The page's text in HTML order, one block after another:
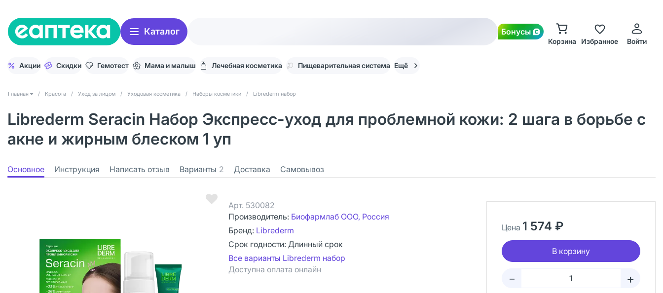
Каталог Бонусы
Корзина Избранное Войти
Акции Скидки Гемотест Мама и малыш Лечебная косметика Пищеварительная система Ещё
Главная / Красота / Уход за лицом / Уходовая косметика / Наборы косметики / Librederm набор
Librederm Seracin Набор Экспресс-уход для проблемной кожи: 2 шага в борьбе с
акне и жирным блеском 1 уп
Основное Инструкция Написать отзыв Варианты 2 Доставка Самовывоз
Арт. 530082
Производитель: Биофармлаб ООО, Россия
Бренд: Librederm
Срок годности: Длинный срок
Все варианты Librederm набор
Доступна оплата онлайн
Цена 1 574 ₽
В корзину
– +